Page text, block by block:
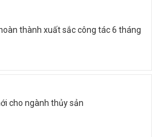
thành xuất sắc công tác 6 tháng
cho ngành thủy sản